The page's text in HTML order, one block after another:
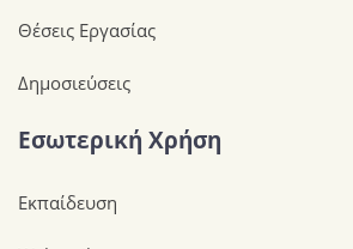
Θέσεις Εργασίας
Δημοσιεύσεις
Εσωτερική Χρήση
Εκπαίδευση